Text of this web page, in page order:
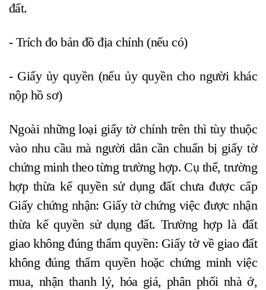
đất.
- Trích đo bản đồ địa chính (nếu có)
- Giấy ủy quyền (nếu ủy quyền cho người khác
nộp hồ sơ)
Ngoài những loại giấy tờ chính trên thì tùy thuộc
vào nhu cầu mà người dân cần chuẩn bị giấy tờ
chứng minh theo từng trường hợp. Cụ thể, trường
hợp thừa kế quyền sử dụng đất chưa được cấp
Giấy chứng nhận: Giấy tờ chứng việc được nhận
thừa kế quyền sử dụng đất. Trường hợp là đất
giao không đúng thẩm quyền: Giấy tờ về giao đất
không đúng thẩm quyền hoặc chứng minh việc
mua, nhận thanh lý, hóa giá, phân phối nhà ở,